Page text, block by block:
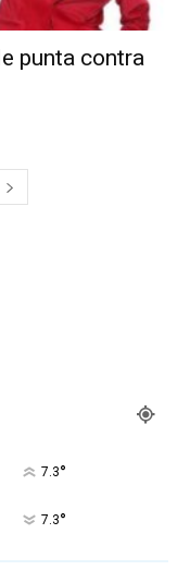
punta contra
7.3°
7.3°